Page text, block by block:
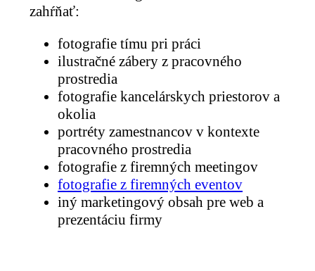
zahŕňať:
fotografie tímu pri práci
ilustračné zábery z pracovného
prostredia
fotografie kancelárskych priestorov a
okolia
portréty zamestnancov v kontexte
pracovného prostredia
fotografie z firemných meetingov
fotografie z firemných eventov
iný marketingový obsah pre web a
prezentáciu firmy